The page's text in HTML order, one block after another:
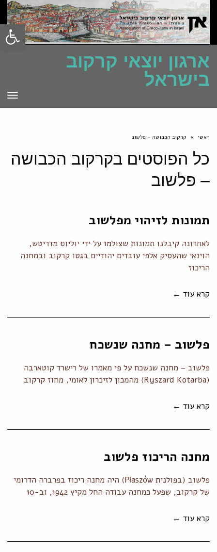
פתח
ארגון יוצאי קרקוב
בישראל
ראשי » קרקוב הכבושה – פלשוב
כל הפוסטים בקרקוב הכבושה
– פלשוב
תמונות לזיהוי מפלשוב
לאחרונה קיבלנו תמונות שצולמו על ידי יוליוס מדריטש,
הוינאי שהעסיק אלפי עובדים יהודיים בגטו קרקוב ובמחנה
הריכוז
קרא עוד ←
פלשוב – מחנה שנשכח
פלשוב – מחנה שנשכח על פי מאמרו של רישרד קוטארבה
(Ryszard Kotarba) מהמכון לזיכרון לאומי, מחוז קרקוב
קרא עוד ←
מחנה הריכוז פלשוב
פלשוב (בפולנית Płaszów) היה מחנה ריכוז בפרברה הדרומי
של קרקוב, שפעל כמחנה עבודה החל מקיץ 1942, וב-10
קרא עוד ←